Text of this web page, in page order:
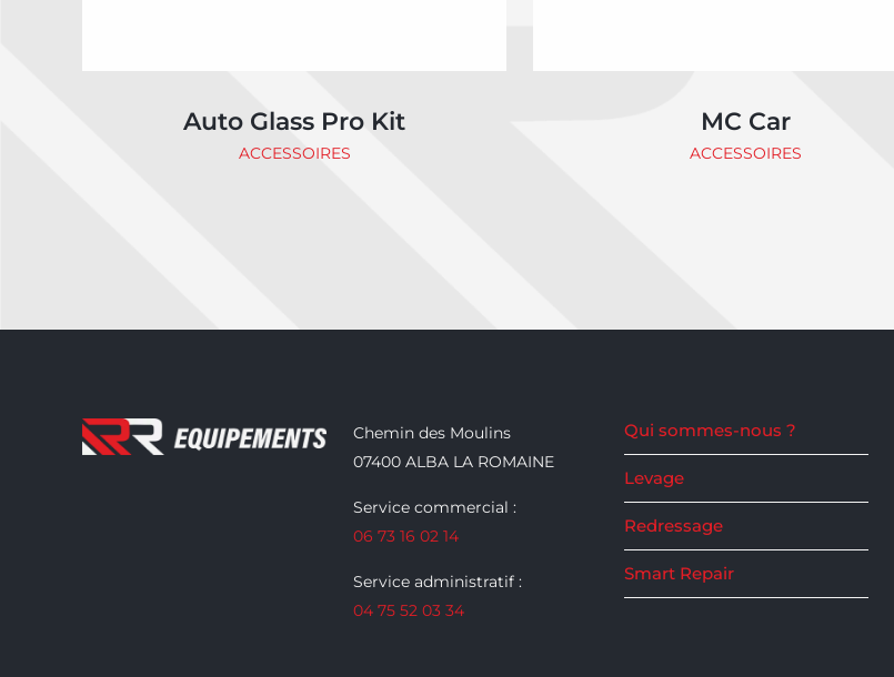
Auto Glass Pro Kit
ACCESSOIRES
MC Car
ACCESSOIRES
Chemin des Moulins
07400 ALBA LA ROMAINE
Service commercial :
06 73 16 02 14
Service administratif :
04 75 52 03 34
Qui sommes-nous ?
Levage
Redressage
Smart Repair